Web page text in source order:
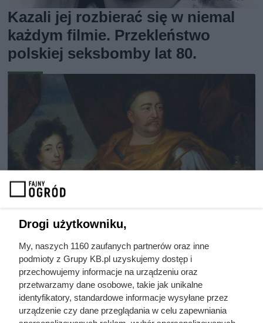
Kazali jej rozbierać się w niemal
każdym filmie. Przekleństwo
polskiej seksbomby lat 80.
Dlaczego nikt nie chciał poślubić
syna Jana III Sobieskiego?
Odpowiedź zaskakuje
Drogi użytkowniku,
My, naszych 1160 zaufanych partnerów oraz inne
podmioty z Grupy KB.pl uzyskujemy dostęp i
przechowujemy informacje na urządzeniu oraz
przetwarzamy dane osobowe, takie jak unikalne
identyfikatory, standardowe informacje wysyłane przez
urządzenie czy dane przeglądania w celu zapewniania